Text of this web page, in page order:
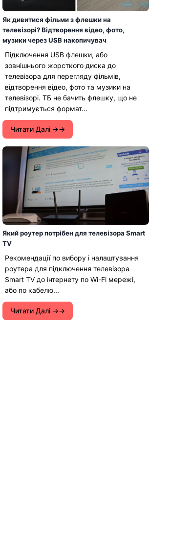
Як дивитися фільми з флешки на
телевізорі? Відтворення відео, фото,
музики через USB накопичувач
Підключення USB флешки, або
зовнішнього жорсткого диска до
телевізора для перегляду фільмів,
відтворення відео, фото та музики на
телевізорі. ТБ не бачить флешку, що не
підтримується формат...
Читати Далі →
Який роутер потрібен для телевізора Smart
TV
Рекомендації по вибору і налаштування
роутера для підключення телевізора
Smart TV до інтернету по Wi-Fi мережі,
або по кабелю...
Читати Далі →